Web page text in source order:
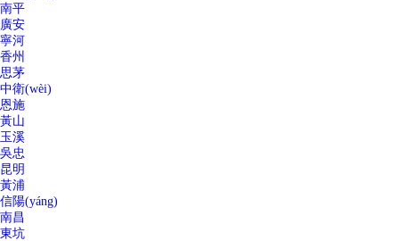
南平
廣安
寧河
香州
思茅
中衛(wèi)
恩施
黃山
玉溪
吳忠
昆明
黃浦
信陽(yáng)
南昌
東坑